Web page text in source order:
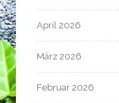
April 2026
März 2026
Februar 2026